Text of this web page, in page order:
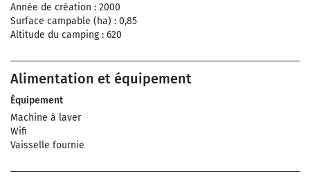
Année de création : 2000
Surface campable (ha) : 0,85
Altitude du camping : 620
Alimentation et équipement
Équipement
Machine à laver
Wifi
Vaisselle fournie